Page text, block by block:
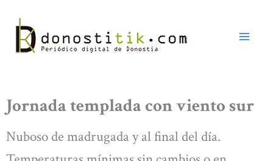
contenido
Jornada templada con viento sur
Nuboso de madrugada y al final del día.